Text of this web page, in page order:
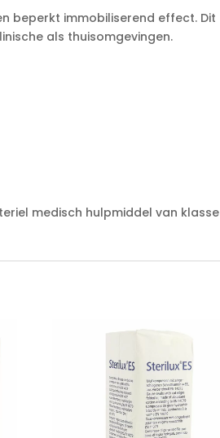
beperkt immobiliserend effect. Dit
als thuisomgevingen.
medisch hulpmiddel van klasse